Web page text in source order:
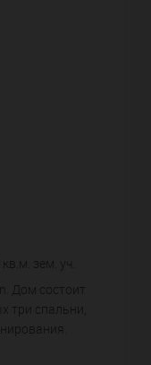
кв.м. зем. уч.
Дом состоит
три спальни,